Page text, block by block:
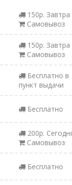
150р. Завтра
Самовывоз
150р. Завтра
Самовывоз
Бесплатно в
пункт выдачи
Бесплатно
200р.
Самовывоз
Бесплатно